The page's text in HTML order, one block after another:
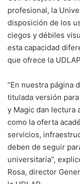
profesional, la
disposición de los
ciegos y débiles
esta capacidad
que ofrece la
“En nuestra página
titulada versión
y Magic dan lectura
como la oferta
servicios,
deben de seguir
universitaria”,
Rosa, director